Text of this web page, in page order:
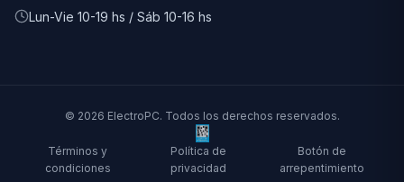
Lun-Vie 10-19 hs / Sáb 10-16 hs
© 2026 ElectroPC. Todos los derechos reservados.
Términos y
condiciones
Política de
privacidad
Botón de
arrepentimiento